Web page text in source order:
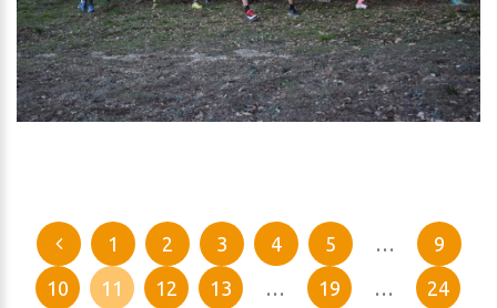
1 2 3 4 5 …
9
10
11 12 13 … 19 …
24